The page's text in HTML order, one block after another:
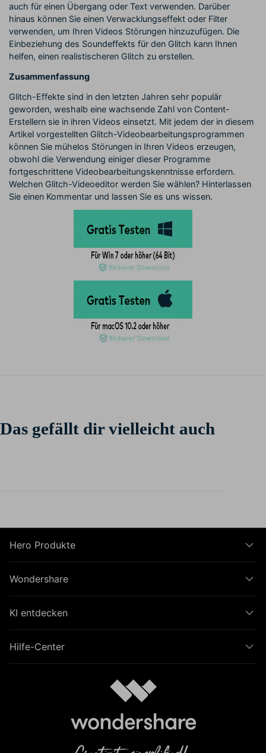
auch für einen Übergang oder Text verwenden. Darüber
hinaus können Sie einen Verwacklungseffekt oder Filter
verwenden, um Ihren Videos Störungen hinzuzufügen. Die
Einbeziehung des Soundeffekts für den Glitch kann Ihnen
helfen, einen realistischeren Glitch zu erstellen.
Zusammenfassung
Glitch-Effekte sind in den letzten Jahren sehr populär
geworden, weshalb eine wachsende Zahl von Content-
Erstellern sie in ihren Videos einsetzt. Mit jedem der in diesem
Artikel vorgestellten Glitch-Videobearbeitungsprogrammen
können Sie mühelos Störungen in Ihren Videos erzeugen,
obwohl die Verwendung einiger dieser Programme
fortgeschrittene Videobearbeitungskenntnisse erfordern.
Welchen Glitch-Videoeditor werden Sie wählen? Hinterlassen
Sie einen Kommentar und lassen Sie es uns wissen.
Das gefällt dir vielleicht auch
Hero Produkte
Wondershare
KI entdecken
Hilfe-Center